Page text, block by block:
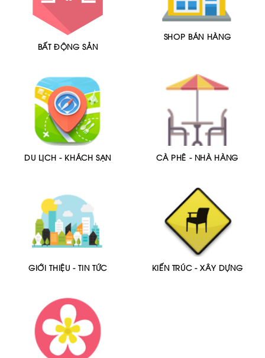
BẤT ĐỘNG SẢN
SHOP BÁN HÀNG
DU LỊCH - KHÁCH SẠN CÀ PHÊ - NHÀ HÀNG
GIỚI THIỆU - TIN TỨC KIẾN TRÚC - XÂY DỰNG